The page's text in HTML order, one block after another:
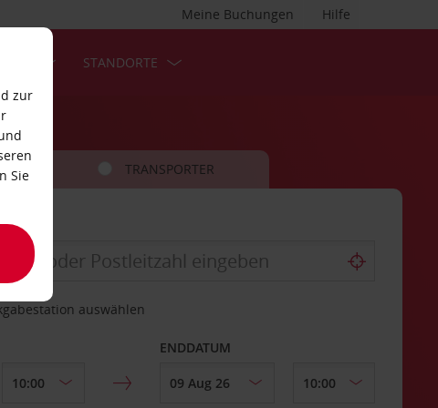
Hilfe
Meine Buchungen
STANDORTE
TRANSPORTER
auswählen
ENDDATUM
zur
Sie